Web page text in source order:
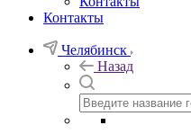
Контакты
Челябинск
Назад